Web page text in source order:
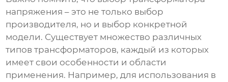
напряжения – это не только выбор
производителя, но и выбор конкретной
модели. Существует множество различных
типов трансформаторов, каждый из которых
имеет свои особенности и области
применения. Например, для использования в